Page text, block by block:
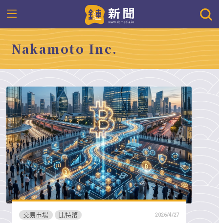
Nakamoto Inc.
交易市場 比特幣 2026/4/27